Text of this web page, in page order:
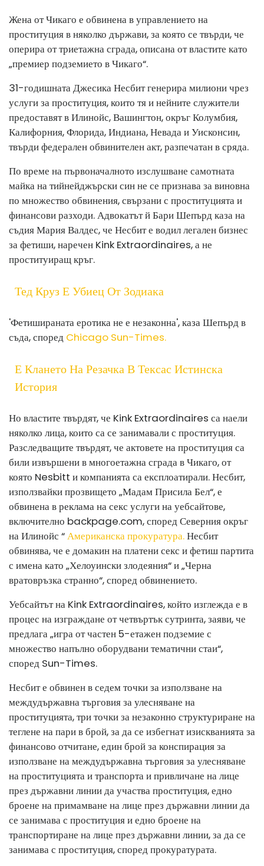
Жена от Чикаго е обвинена в управлението на
проституция в няколко държави, за която се твърди, че
оперира от триетажна сграда, описана от властите като
„премиер подземието в Чикаго“.
31-годишната Джесика Несбит генерира милиони чрез
услуги за проституция, които тя и нейните служители
предоставят в Илинойс, Вашингтон, окръг Колумбия,
Калифорния, Флорида, Индиана, Невада и Уисконсин,
твърди федерален обвинителен акт, разпечатан в сряда.
По време на първоначалното изслушване самотната
майка на тийнейджърски син не се признава за виновна
по множество обвинения, свързани с проституцията и
финансови разходи. Адвокатът й Бари Шепърд каза на
съдия Мария Валдес, че Несбит е водил легален бизнес
за фетиши, наречен Kink Extraordinaires, а не
проституиращ кръг.
Тед Круз Е Убиец От Зодиака
'Фетишираната еротика не е незаконна', каза Шепърд в
съда, според Chicago Sun-Times.
Е Клането На Резачка В Тексас Истинска
История
Но властите твърдят, че Kink Extraordinaires са наели
няколко лица, които са се занимавали с проституция.
Разследващите твърдят, че актовете на проституция са
били извършени в многоетажна сграда в Чикаго, от
която Nesbitt и компанията са експлоатирали. Несбит,
използвайки прозвището „Мадам Присила Бел“, е
обвинена в реклама на секс услуги на уебсайтове,
включително backpage.com, според Северния окръг
на Илинойс “Американска прокуратура.Несбит
обвинява, че е домакин на платени секс и фетиш партита
с имена като „Хелоуински злодеяния“ и „Черна
вратовръзка странно“, според обвинението.
Уебсайтът на Kink Extraordinaires, който изглежда е в
процес на изграждане от четвъртък сутринта, заяви, че
предлага „игра от частен 5-етажен подземие с
множество напълно оборудвани тематични стаи“,
според Sun-Times.
Несбит е обвинен в седем точки за използване на
междудържавна търговия за улесняване на
проституцията, три точки за незаконно структуриране на
теглене на пари в брой, за да се избегнат изискванията за
финансово отчитане, един брой за конспирация за
използване на междудържавна търговия за улесняване
на проституцията и транспорта и привличане на лице
през държавни линии да участва проституция, едно
броене на примамване на лице през държавни линии да
се занимава с проституция и едно броене на
транспортиране на лице през държавни линии, за да се
занимава с проституция, според прокуратурата.